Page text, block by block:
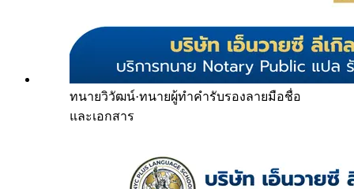
ทนายวิวัฒน์·ทนายผู้ทำคำรับรองลายมือชื่อ
และเอกสาร